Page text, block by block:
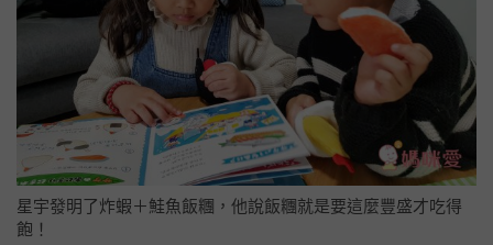
星宇發明了炸蝦＋鮭魚飯糰，他說飯糰就是要這麼豐盛才吃得
飽！